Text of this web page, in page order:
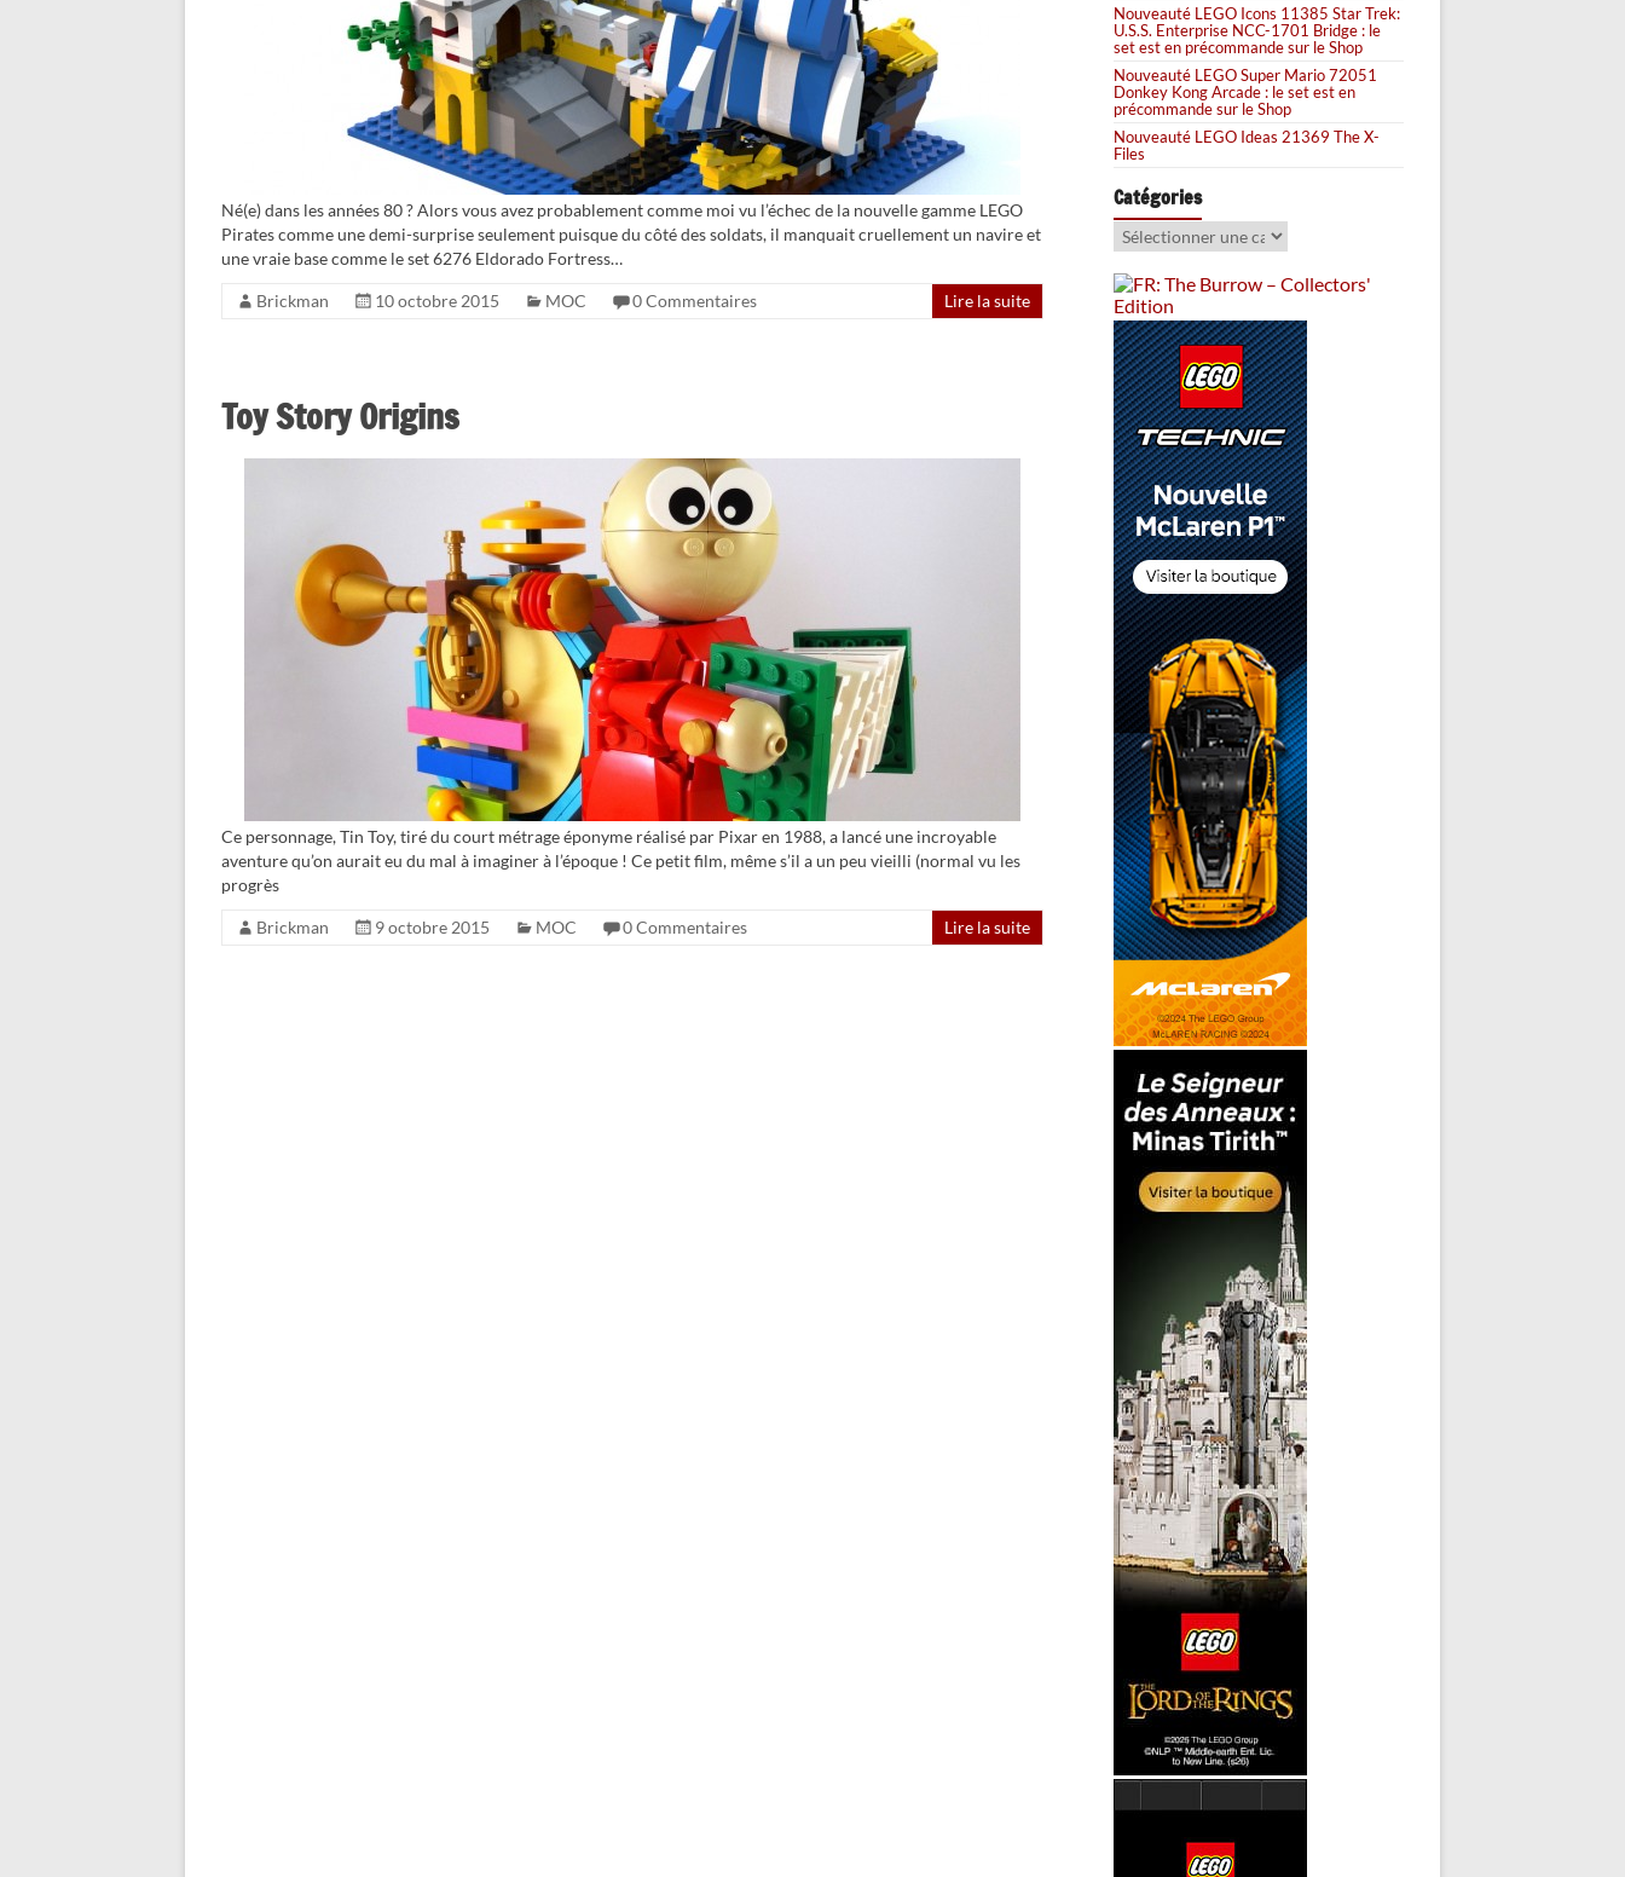
Né(e) dans les années 80 ? Alors vous avez probablement comme moi vu l’échec de la nouvelle gamme LEGO
Pirates comme une demi-surprise seulement puisque du côté des soldats, il manquait cruellement un navire et
une vraie base comme le set 6276 Eldorado Fortress…
Brickman 10 octobre 2015 MOC 0 Commentaires Lire la suite
Toy Story Origins
Ce personnage, Tin Toy, tiré du court métrage éponyme réalisé par Pixar en 1988, a lancé une incroyable
aventure qu’on aurait eu du mal à imaginer à l’époque ! Ce petit film, même s’il a un peu vieilli (normal vu les
progrès
Brickman 9 octobre 2015 MOC 0 Commentaires Lire la suite
Nouveauté LEGO Icons 11385 Star Trek:
U.S.S. Enterprise NCC-1701 Bridge : le
set est en précommande sur le Shop
Nouveauté LEGO Super Mario 72051
Donkey Kong Arcade : le set est en
précommande sur le Shop
Nouveauté LEGO Ideas 21369 The X-
Files
Catégories
Catégories